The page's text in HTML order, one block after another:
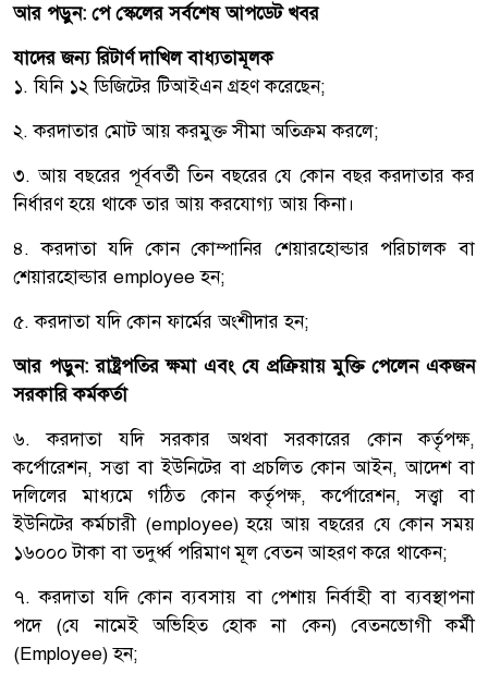
আর পড়ুন: পে স্কেলের সর্বশেষ আপডেট খবর
যাদের জন্য রিটার্ণ দাখিল বাধ্যতামূলক
১. যিনি ১২ ডিজিটের টিআইএন গ্রহণ করেছেন;
২. করদাতার মোট আয় করমুক্ত সীমা অতিক্রম করলে;
৩. আয় বছরের পূর্ববর্তী তিন বছরের যে কোন বছর করদাতার কর
নির্ধারণ হয়ে থাকে তার আয় করযোগ্য আয় কিনা।
৪. করদাতা যদি কোন কোম্পানির শেয়ারহোল্ডার পরিচালক বা
শেয়ারহোল্ডার employee হন;
৫. করদাতা যদি কোন ফার্মের অংশীদার হন;
আর পড়ুন:রাষ্ট্রপতির ক্ষমা এবং যে প্রক্রিয়ায় মুক্তি পেলেন একজন
সরকারি কর্মকর্তা
৬. করদাতা যদি সরকার অথবা সরকারের কোন কর্তৃপক্ষ,
কর্পোরেশন, সত্তা বা ইউনিটের বা প্রচলিত কোন আইন, আদেশ বা
দলিলের মাধ্যমে গঠিত কোন কর্তৃপক্ষ, কর্পোরেশন, সত্ত্বা বা
ইউনিটের কর্মচারী (employee) হয়ে আয় বছরের যে কোন সময়
১৬০০০ টাকা বা তদুর্ধ্ব পরিমাণ মূল বেতন আহরণ করে থাকেন;
৭. করদাতা যদি কোন ব্যবসায় বা পেশায় নির্বাহী বা ব্যবস্থাপনা
পদে (যে নামেই অভিহিত হোক না কেন) বেতনভোগী কর্মী
(Employee) হন;